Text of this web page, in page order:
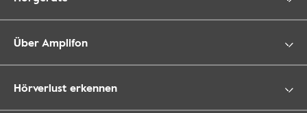
Über Amplifon
Hörverlust erkennen